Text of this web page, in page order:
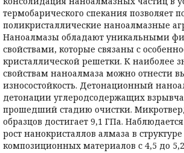
термобарического спекания позволяет
поликристаллические наноалмазные
Наноалмазы обладают уникальными
свойствами, которые связаны с
кристаллической решетки. К наиболее
свойствам наноалмаза можно отнести
износостойкость. Детонационный
детонации углеродсодержащих
прошедший стадию очистки.
образцов достигает 9,1 ГПа.
рост нанокристаллов алмаза в
композиционных материалов с 4,5 до